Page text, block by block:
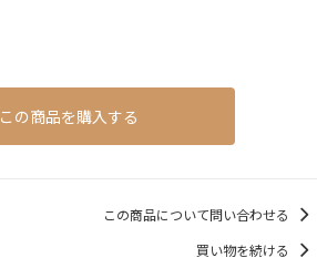
この商品を購入する
この商品について問い合わせる
買い物を続ける